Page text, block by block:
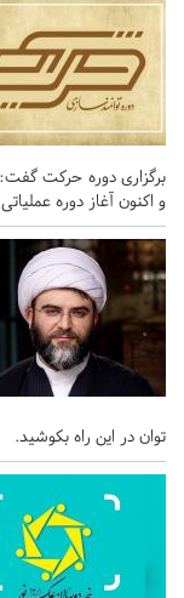
و اکنون آغاز دوره
توان در این راه بکوشید.